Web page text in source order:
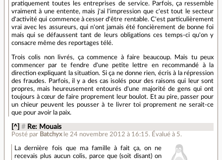
pratiquement toutes les entreprises de service. Parfois, ça ressemble
vraiment à une entente, mais j'ai l'impression que c'est tout le secteur
d'activité qui commence à cesser d'être rentable. C'est particulièrement
vrai avec les assureurs, qui n'ont jamais été foncièrement de bonne foi
mais qui se défaussent tant de leurs obligations ces temps-ci qu'on y
consacre même des reportages télé.
Trois colis non livrés, ça commence à faire beaucoup. Mais tu peux
commencer par te fendre d'une petite lettre en recommandé à la
direction expliquant la situation. Si ça ne donne rien, écris à la répression
des fraudes. Parfois, il y a des cas isolés pour des raisons qui leur sont
propres, mais heureusement entourés d'une majorité de gens qui ont
toujours à cœur de faire proprement leur boulot. Et au pire, passer pour
un chieur peuvent les pousser à te livrer toi proprement ne serait-ce
que pour avoir la paix.
[^] # Re: Mouais
Posté par Batchyx le 24 novembre 2012 à 16:15. Évalué à 5.
La dernière fois que ma famille à fait ça, on ne
recevais plus aucun colis, parce que (soit disant) on